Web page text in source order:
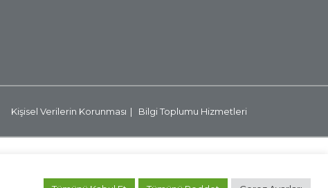
Kişisel Verilerin Korunması Bilgi Toplumu Hizmetleri